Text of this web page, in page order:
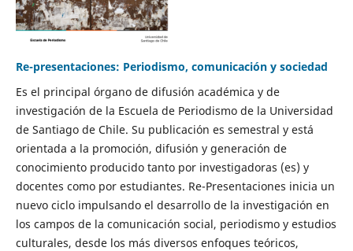
Re-presentaciones: Periodismo, comunicación y sociedad
Es el principal órgano de difusión académica y de
investigación de la Escuela de Periodismo de la Universidad
de Santiago de Chile. Su publicación es semestral y está
orientada a la promoción, difusión y generación de
conocimiento producido tanto por investigadoras (es) y
docentes como por estudiantes. Re-Presentaciones inicia un
nuevo ciclo impulsando el desarrollo de la investigación en
los campos de la comunicación social, periodismo y estudios
culturales, desde los más diversos enfoques teóricos,